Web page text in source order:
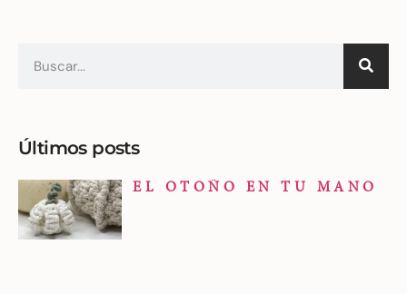
Últimos posts
EL OTOÑO EN TU MANO